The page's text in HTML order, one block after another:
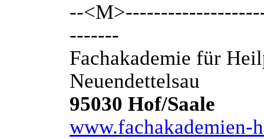
--
-------
Fachakademie für
Neuendettelsau
95030 Hof/Saale
www.fachakademien-